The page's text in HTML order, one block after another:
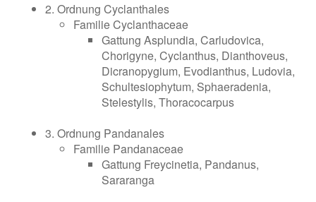
2. Ordnung Cyclanthales
Familie Cyclanthaceae
Gattung Asplundia, Carludovica,
Chorigyne, Cyclanthus, Dianthoveus,
Dicranopygium, Evodianthus, Ludovia,
Schultesiophytum, Sphaeradenia,
Stelestylis, Thoracocarpus
3. Ordnung Pandanales
Familie Pandanaceae
Gattung Freycinetia, Pandanus,
Sararanga